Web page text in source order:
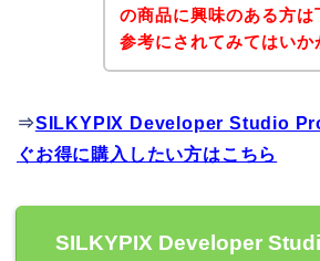
の商品に興味のある方
参考にされてみてはいか
⇒SILKYPIX Developer Studio
ぐお得に購入したい方はこちら
SILKYPIX Developer